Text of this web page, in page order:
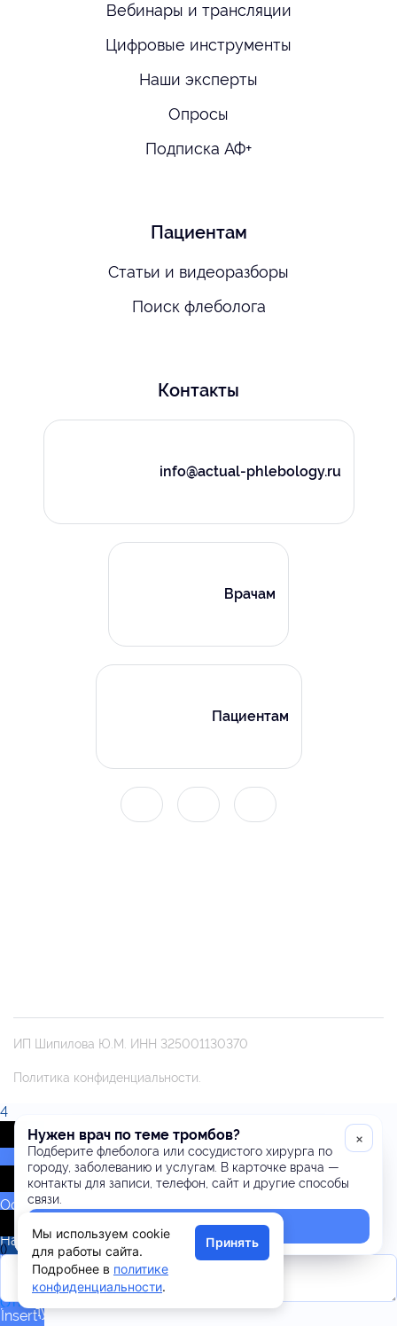
Вебинары и трансляции
Цифровые инструменты
Наши эксперты
Опросы
Подписка АФ+
Пациентам
Статьи и видеоразборы
Поиск флеболога
Контакты
info@actual-phlebology.ru
Врачам
Пациентам
ИП Шипилова Ю.М. ИНН 325001130370
Политика конфиденциальности.
4
0
Оставьте
Напишите,
что
думаете
по
поводу
()
Ответить
Insert
×
Нужен врач по теме тромбов?
Подберите флеболога или сосудистого хирурга по
городу, заболеванию и услугам. В карточке врача —
контакты для записи, телефон, сайт и другие способы
связи.
Подобрать врача
Мы используем cookie
для работы сайта.
Подробнее в политике
конфиденциальности.
Принять